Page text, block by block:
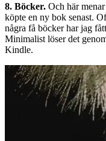
8. Böcker. Och här
köpte en ny bok senast.
några få böcker har jag
Minimalist löser det
Kindle.